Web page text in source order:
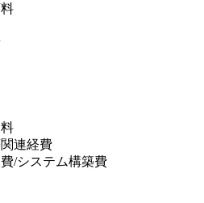
連経費
/システム構築費